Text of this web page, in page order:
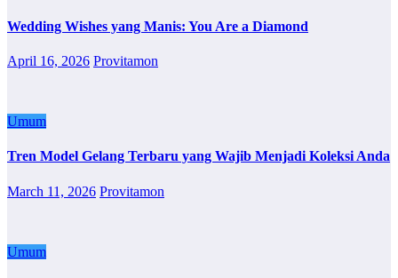
Wedding Wishes yang Manis: You Are a Diamond
April 16, 2026 Provitamon
Umum
Tren Model Gelang Terbaru yang Wajib Menjadi Koleksi Anda
March 11, 2026 Provitamon
Umum